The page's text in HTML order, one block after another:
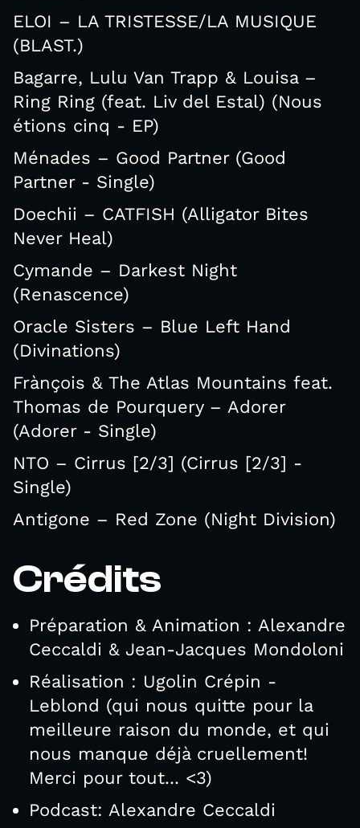
ELOI – LA TRISTESSE/LA MUSIQUE
(BLAST.)
Bagarre, Lulu Van Trapp & Louisa –
Ring Ring (feat. Liv del Estal) (Nous
étions cinq - EP)
Ménades – Good Partner (Good
Partner - Single)
Doechii – CATFISH (Alligator Bites
Never Heal)
Cymande – Darkest Night
(Renascence)
Oracle Sisters – Blue Left Hand
(Divinations)
Frànçois & The Atlas Mountains feat.
Thomas de Pourquery – Adorer
(Adorer - Single)
NTO – Cirrus [2/3] (Cirrus [2/3] -
Single)
Antigone – Red Zone (Night Division)
Crédits
Préparation & Animation : Alexandre
Ceccaldi & Jean-Jacques Mondoloni
Réalisation : Ugolin Crépin -
Leblond (qui nous quitte pour la
meilleure raison du monde, et qui
nous manque déjà cruellement!
Merci pour tout... <3)
Podcast: Alexandre Ceccaldi